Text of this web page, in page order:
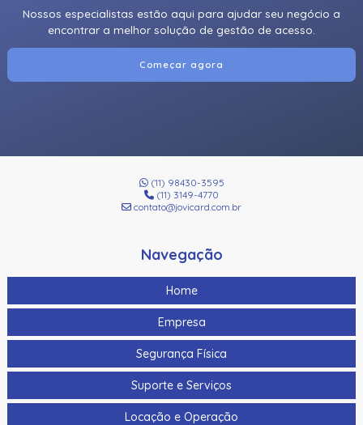
Nossos especialistas estão aqui para ajudar seu negócio a
encontrar a melhor solução de gestão de acesso.
Começar agora
(11) 98430-3595
(11) 3149-4770
contato@jovicard.com.br
Navegação
Home
Empresa
Segurança Física
Suporte e Serviços
Locação e Operação